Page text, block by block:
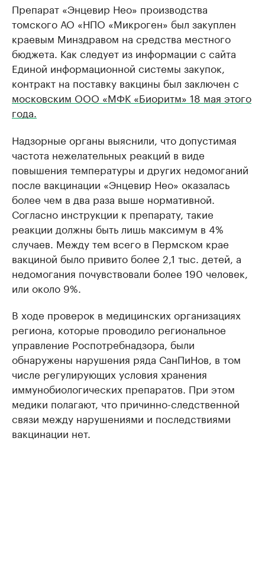
Препарат «Энцевир Нео» производства
томского АО «НПО «​Микроген» был закуплен
краевым Минздравом на средства местного
бюджета. Как следует из информации с сайта
Единой информационной системы закупок,
контракт на поставку вакцины был заключен с
московским ООО «МФК «Биоритм» 18 мая этого
года.
Надзорные органы выяснили, что допустимая
частота нежелательных реакций в виде
повышения температуры и других недомоганий
после вакцинации «Энцевир Нео» оказалась
более чем в два раза выше нормативной.
Согласно инструкции к препарату, такие
реакции должны быть лишь максимум в 4%
случаев. Между тем всего в Пермском крае
вакциной было привито более 2,1 тыс. детей, а
недомогания почувствовали более 190 человек,
или около 9%.
В ходе проверок в медицинских организациях
региона, которые проводило региональное
управление Роспотребнадзора, были
обнаружены нарушения ряда СанПиНов, в том
числе регулирующих условия хранения
иммунобиологических препаратов. При этом
медики полагают, что причинно-следственной
связи между нарушениями и последствиями
вакцинации нет.